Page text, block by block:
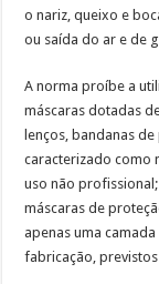
o nariz, queixo e
ou saída do ar e de
A norma proíbe a
máscaras dotadas
lenços, bandanas
caracterizado como
uso não
máscaras de
apenas uma
fabricação,